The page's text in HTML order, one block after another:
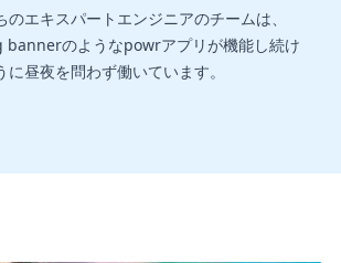
のエキスパートエンジニアのチームは、
bannerのようなpowrアプリが機能し続け
に昼夜を問わず働いています。